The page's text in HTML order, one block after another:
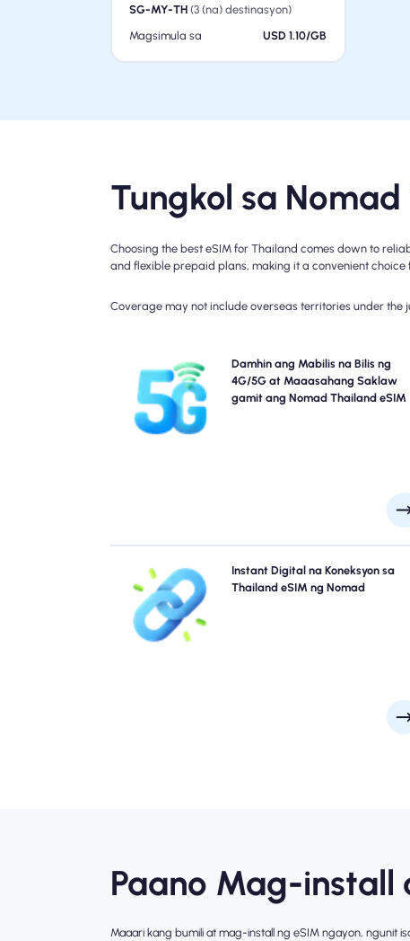
SG-MY-TH (3 (na) destinasyon)
Magsimula sa
USD 1.10/GB
Tungkol sa
Choosing the best eSIM for Thailand comes down to
and flexible prepaid plans, making it a convenient choice
Coverage may not include overseas territories under
Damhin ang Mabilis na Bilis ng
4G/5G at Maaasahang Saklaw
gamit ang Nomad Thailand eSIM
Damhin ang napakabilis na 5G na koneksyon gamit
Thailand Travel eSIM ng Nomad. Pakisuri ang
detalye ng iyong plano para sa partikular
kakayahang magamit at bilis ng network,
maaaring mag-iba ang saklaw ayon sa lokasyon
Instant Digital na Koneksyon sa
Thailand eSIM ng Nomad
Laktawan ang mga pila at kalimutan ang mga pisikal
SIM. I-activate kaagad ang iyong Nomad Thailand
mula sa iyong device para sa mabilis na koneksyon
4G/5G. Mag-online sa sandaling dumating ka sa
nang walang anumang abala o
Paano Mag-
Maaari kang bumili at mag-install ng eSIM ngayon, ngunit